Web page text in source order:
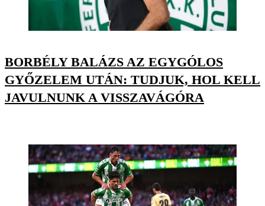
BORBÉLY BALÁZS AZ EGYGÓLOS
GYŐZELEM UTÁN: TUDJUK, HOL KELL
JAVULNUNK A VISSZAVÁGÓRA